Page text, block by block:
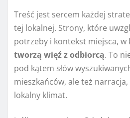
Treść jest sercem każdej
tej lokalnej. Strony, które
potrzeby i kontekst miejsca, w
tworzą więź z odbiorcą. To
pod kątem słów
mieszkańców, ale też
lokalny klimat.